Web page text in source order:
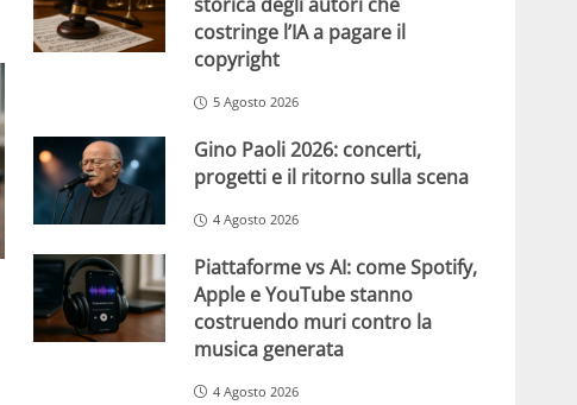
costringe l’IA a pagare il
copyright
5 Agosto 2026
Gino Paoli 2026: concerti,
progetti e il ritorno sulla scena
4 Agosto 2026
Piattaforme vs AI: come Spotify,
Apple e YouTube stanno
costruendo muri contro la
musica generata
4 Agosto 2026